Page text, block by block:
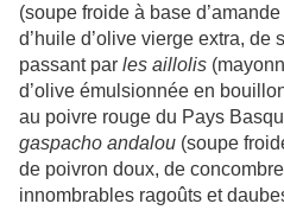
(soupe froide à base
d’huile d’olive vierge extra, de
passant par les aillolis
d’olive émulsionnée en
au poivre rouge du Pays
gaspacho andalou (soupe
de poivron doux, de
innombrables ragoûts et